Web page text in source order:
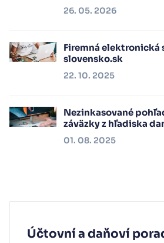
26. 05. 2026
Firemná elektronická
slovensko.sk
22. 10. 2025
Nezinkasované
záväzky z hľadiska
01. 08. 2025
Účtovní a daňoví